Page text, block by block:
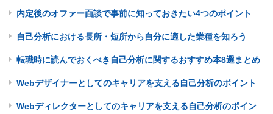
内定後のオファー面談で事前に知っておきたい4つのポイント
自己分析における長所・短所から自分に適した業種を知ろう
転職時に読んでおくべき自己分析に関するおすすめ本8選まとめ
Webデザイナーとしてのキャリアを支える自己分析のポイント
Webディレクターとしてのキャリアを支える自己分析のポイン